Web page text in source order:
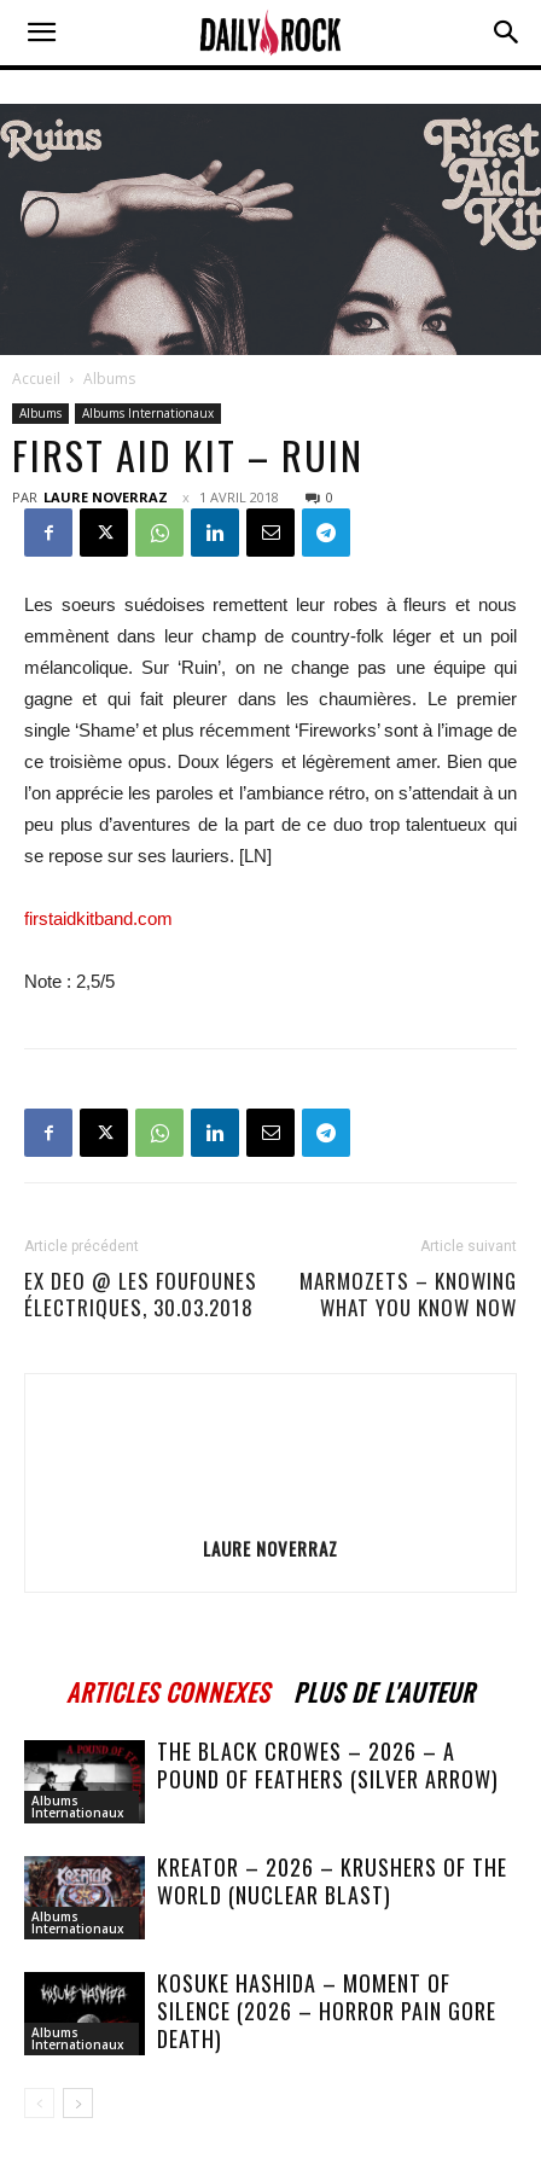
Accueil Albums
Albums Albums Internationaux
FIRST AID KIT – RUIN
PAR LAURE NOVERRAZ 1 AVRIL 2018 0
Les soeurs suédoises remettent leur robes à fleurs et nous
emmènent dans leur champ de country-folk léger et un poil
mélancolique. Sur ‘Ruin’, on ne change pas une équipe qui
gagne et qui fait pleurer dans les chaumières. Le premier
single ‘Shame’ et plus récemment ‘Fireworks’ sont à l’image de
ce troisième opus. Doux légers et légèrement amer. Bien que
l’on apprécie les paroles et l’ambiance rétro, on s’attendait à un
peu plus d’aventures de la part de ce duo trop talentueux qui
se repose sur ses lauriers. [LN]
firstaidkitband.com
Note : 2,5/5
Article précédent
EX DEO @ LES FOUFOUNES
ÉLECTRIQUES, 30.03.2018
Article suivant
MARMOZETS – KNOWING
WHAT YOU KNOW NOW
LAURE NOVERRAZ
ARTICLES CONNEXES PLUS DE L'AUTEUR
Albums
Internationaux
THE BLACK CROWES – 2026 – A
POUND OF FEATHERS (SILVER ARROW)
Albums
Internationaux
KREATOR – 2026 – KRUSHERS OF THE
WORLD (NUCLEAR BLAST)
Albums
Internationaux
KOSUKE HASHIDA – MOMENT OF
SILENCE (2026 – HORROR PAIN GORE
DEATH)